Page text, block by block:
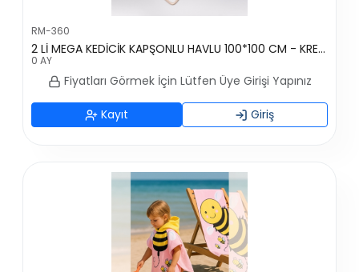
RM-360
2 Lİ MEGA KEDİCİK KAPŞONLU HAVLU 100*100 CM - KREM-KAHVERENGİ
0 AY
Fiyatları Görmek İçin Lütfen Üye Girişi Yapınız
Kayıt Giriş